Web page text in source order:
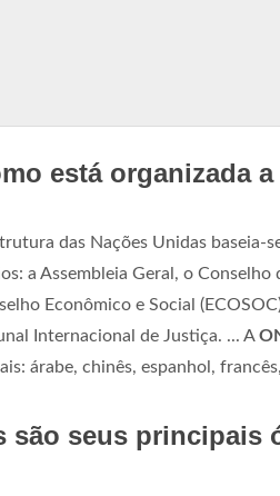
está organizada a
das Nações Unidas baseia-
a Assembleia Geral, o Conselho
Econômico e Social
Internacional de Justiça. ... A
árabe, chinês, espanhol,
são seus principais